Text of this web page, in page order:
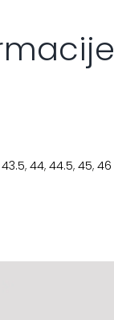
43.5, 44, 44.5, 45, 46